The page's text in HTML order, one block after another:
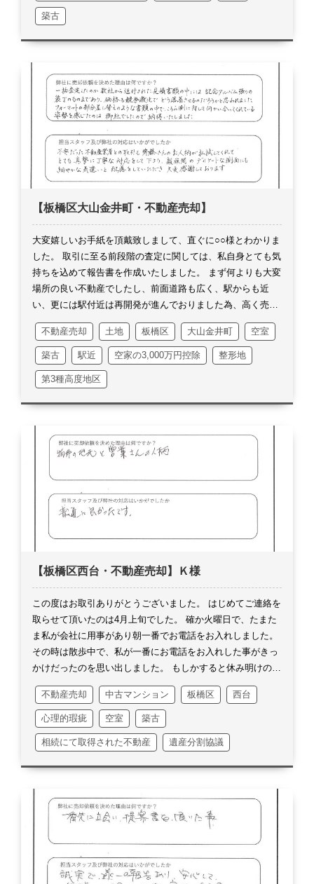
が、それだけ駅からも非常に近い事もあって、投資物件とし
てのご案内も多くございましたので・・・。
内で現地に来るたびに、ご近所の方ともお逢いしお話しをす
は、貸す事で不特定多数の人が出入りするよりも、ここに住
む為に購入して下さればいいのですがというお声を聞いてお
りました。ご案内の際にはご近所様にたまたまお逢い出来ま
したが、もうご近所様からはＭ様に住んでもらいたいわねと
いうお声も実際ございました。決して簡単な取引はございま
せんが、売手様と買手様、更にはご近所様を含め、今回のよ
うにここまで合致するのも珍しいのではと思います。
け気持ちの良い取引だったと私は思います。これからリフォ
ーム業者さんとのお打合せも大変であり、楽しみでもありま
すね！ どのように再生されるかが、今から楽しみにしており
拝見出来ますと幸いです。 では最後にローンに関して、私も
知らなかった事が多々ございました。
非常に勉強になりまし
たのと、銀行の担当者様と名刺交換が出来ましたので、別の
お客様でお話しが繋がるかも知れません。 営業としてまた一
つ武器を手に入れる事が出来嬉しく思います。
何から何まで
大変お手数をお掛け致しました。 この度は誠にありがとうご
ざいました。
築古
【板橋区大山金井町・不動産売却】
大変嬉しいお手紙を頂戴致しまして、直ぐに○○様とわかりま
した。 取引に至る前段階の査定に関しては、私自身とても気
持ちを込めて報告書を作成いたしました。
まず何よりも大変
場所の良い不動産でしたし、前面道路も広く、駅からも近
い、更には駅付近は再開発が進んでおりました為、高く売れ
る理由しかありませんでした。弊社も査定フォーマットを利
用しており、少し手を加えると40枚程の書面が一気に完成し
ます。
上記フォーマットは某大手不動産業者も利用してお
り、資料内容ならびにクオリティーも高いと思っておりま
す。ケースバイケースで私独自の査定書を使用するのです
が、ほぼ手入力で私主観の作文もしっかりしなければなりま
り装丁とコメント頂き、これ以上ない程嬉しいお言葉でござ
います。自分で言うのもおかしいのですが、手を抜かずに心
ました。本当にありがとうございます。取引においては、
当たり前の事を当たり前に進めて参りましたが、結果的に何
事もなくスムーズに進める事が出来ました。
のご理解とご協力の賜物でございます。
今回これで終わりで
す。これからが冬本番ですので、どうかお身体にはお気を付
けください。 この度は誠にありがとうございました。
不動産売却 土地 板橋区 大山金井町 空室
築古 駅近 空家の3,000万円控除 整形地
第3種高度地区
【板橋区西台・不動産売却】Ｋ様
この度はお取引ありがとうございました。 はじめてご連絡を
取らせて頂いたのは4月上旬でした。 確か火曜日で、たまた
ま私が会社に用事があり朝一番でお電話をお入れしました。
その時は散歩中で、私が一番にお電話をお入れした事がきっ
かけだったのを思い出しました。
もしかすると休み明けの木
曜日にコンタクトを取らせて頂いた場合に、今回のお取引は
なかったのかも知れません。K様には相続登記の代表者とな
り、多くの相続人様へ積極的にコンタクトを取られ、上手に
調整をして頂きました。「全然苦になりません、これも勉
強」と仰られたのが、とても印象的でした。たまたま相続案
件を複数抱え進めていた事もあり、中には一切連絡が取れな
しいとは思います。比べるものでもありませんが、終わって
みればとてもスムーズに進める事が出来たのではないかと思
日々のコンタクトでは、夏場は畑仕事の事
や、メージャーリーグのお話し等面白おかしくやり取りさせ
て頂きました。メールではいつも「お仕事ご苦労様です」と
添えて頂いたり、お気遣いも忘れないK様でした。
不動産売却 中古マンション 板橋区 西台
心理的瑕疵 空室 築古
相続にて取得された不動産 遺産分割協議